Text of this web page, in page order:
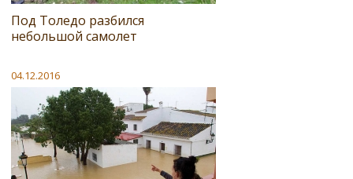
Под Толедо разбился
небольшой самолет
04.12.2016